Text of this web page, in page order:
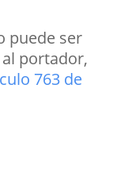
puede ser
portador,
763 de